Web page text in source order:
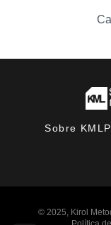
Sobre KML
© 2025, Kirol